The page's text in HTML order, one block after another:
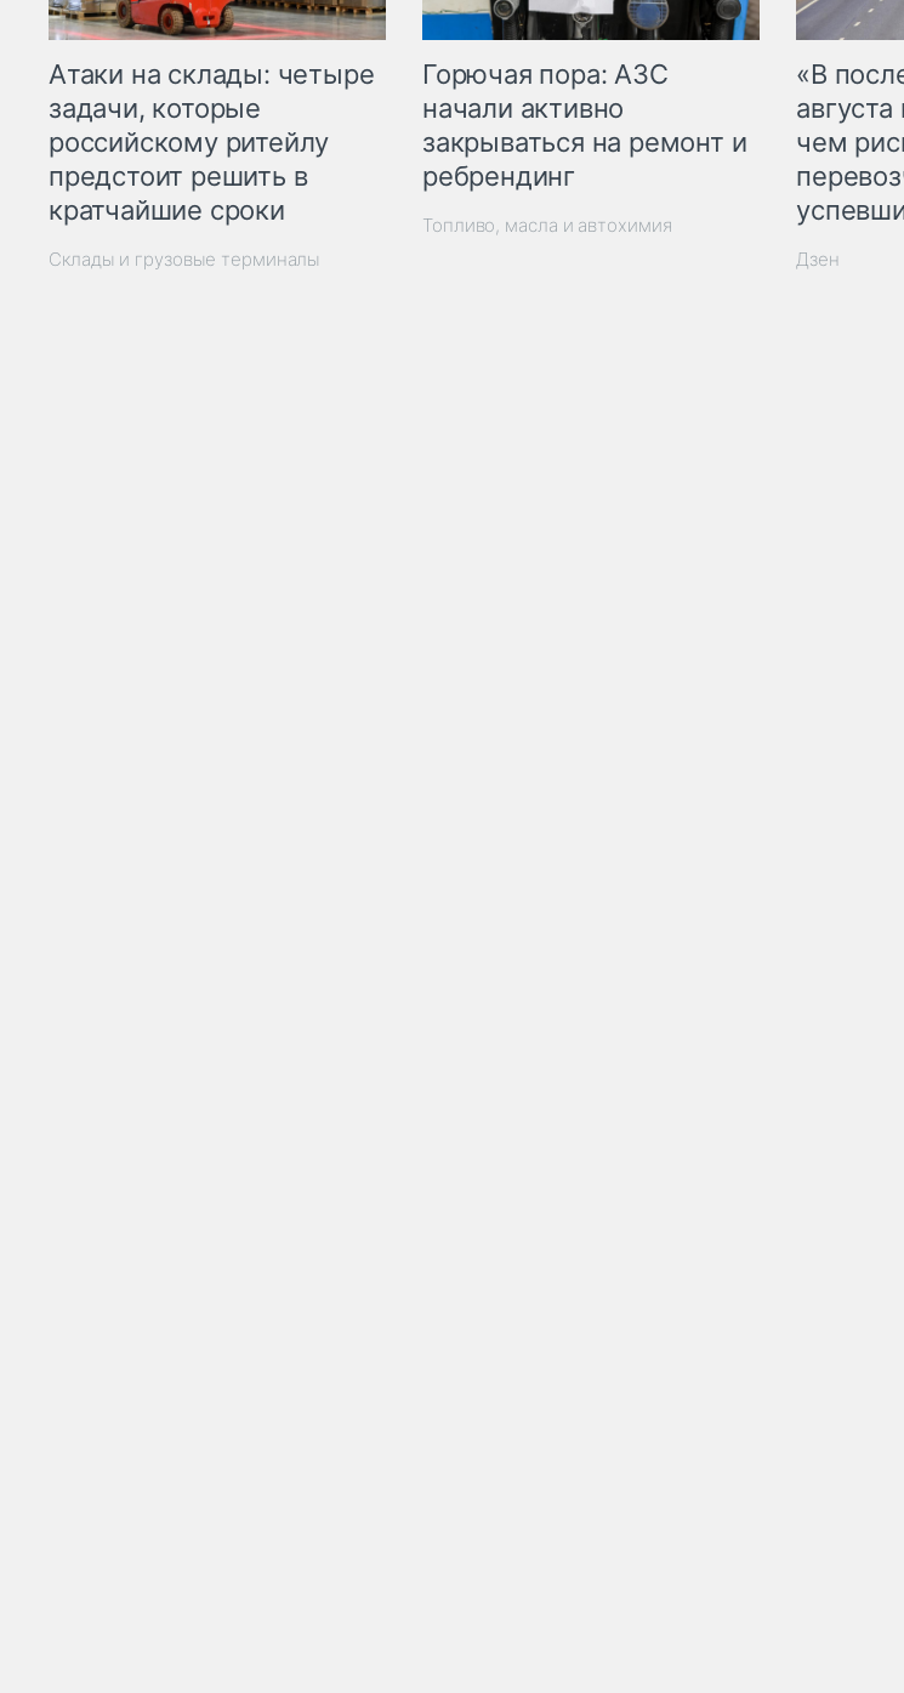
Атаки на склады: четыре
задачи, которые
российскому ритейлу
предстоит решить в
кратчайшие сроки
Склады и грузовые терминалы
Горючая пора: АЗС
начали активно
закрываться на ремонт и
ребрендинг
Топливо, масла и автохимия
«В
чем
Дзен